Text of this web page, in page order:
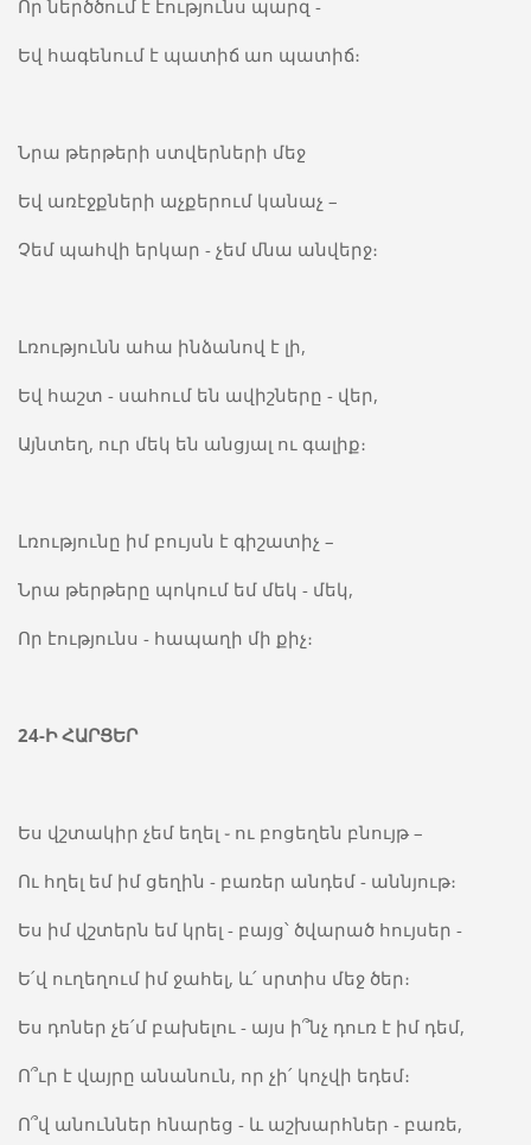
Որ ներծծում է էությունս պարզ -
Եվ հագենում է պատիճ աո պատիճ։
Նրա թերթերի ստվերների մեջ
Եվ առէջքների աչքերում կանաչ –
Չեմ պահվի երկար - չեմ մնա անվերջ։
Լռությունն ահա ինձանով է լի,
Եվ հաշտ - սահում են ավիշները - վեր,
Այնտեղ, ուր մեկ են անցյալ ու գալիք։
Լռությունը իմ բույսն է գիշատիչ –
Նրա թերթերը պոկում եմ մեկ - մեկ,
Որ էությունս - հապաղի մի քիչ։
24-Ի ՀԱՐՑԵՐ
Ես վշտակիր չեմ եղել ֊ ու բոցեղեն բնույթ –
Ու հղել եմ իմ ցեղին - բառեր անդեմ - աննյութ։
Ես իմ վշտերն եմ կրել - բայց՝ ծվարած հույսեր­ -
Ե՛վ ուղեղում իմ ջահել, և՛ սրտիս մեջ ծեր։
Ես դոներ չե՛մ բախելու - այս ի՞նչ դուռ է իմ դեմ,
Ո՞ւր է վայրը անանուն, որ չի՛ կոչվի եդեմ։
Ո՞վ անուններ հնարեց - և աշխարհներ - բառե,